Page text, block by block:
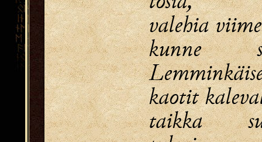
valehia
kunne
kaotit
taikka